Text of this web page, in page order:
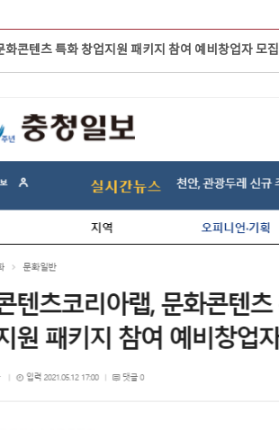
콘텐츠 특화 창업지원 패키지 참여 예비창업자 모집